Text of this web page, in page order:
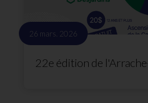
26 mars. 2026
22e édition de